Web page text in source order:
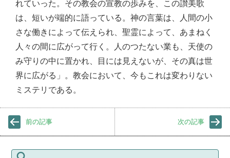
れていった。その教会の宣教の歩みを、この讃美歌
は、短いが端的に語っている。神の言葉は、人間の小
さな働きによって伝えられ、聖霊によって、あまねく
人々の間に広がって行く。人のつたない業も、天使の
み守りの中に置かれ、目には見えないが、その真は世
界に広がる」。教会において、今もこれは変わりない
ミステリである。
前の記事 次の記事
索: